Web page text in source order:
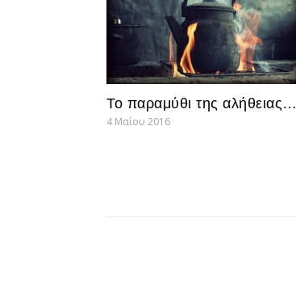
Το παραμύθι της αλήθειας…
4 Μαΐου 2016